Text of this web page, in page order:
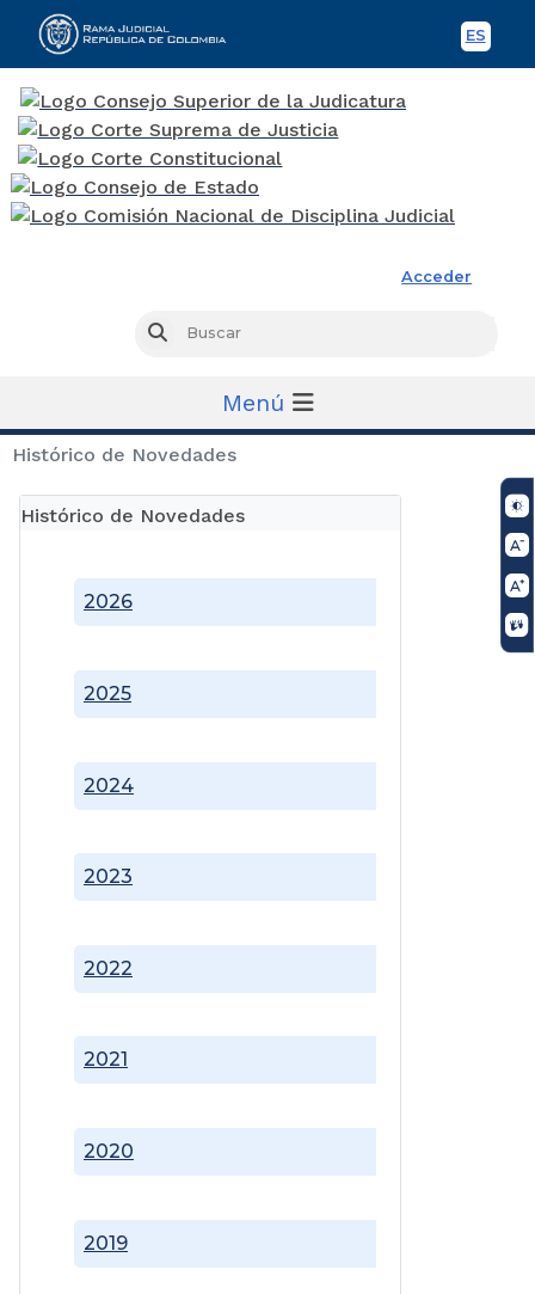
ES
Acceder
Buscar
Menú
Histórico de Novedades
Histórico de Novedades
2019
2020
2021
2022
2023
2024
2025
2026